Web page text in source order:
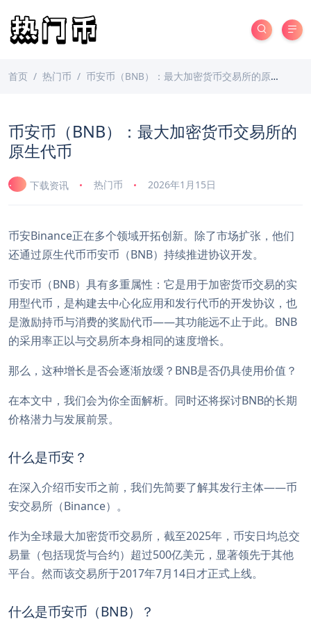
首页 热门币 币安币（BNB）：最大加密货币交易所的原生代币
币安币（BNB）：最大加密货币交易所的
原生代币
下载资讯 热门币 2026年1月15日
币安Binance正在多个领域开拓创新。除了市场扩张，他们
还通过原生代币币安币（BNB）持续推进协议开发。
币安币（BNB）具有多重属性：它是用于加密货币交易的实
用型代币，是构建去中心化应用和发行代币的开发协议，也
是激励持币与消费的奖励代币——其功能远不止于此。BNB
的采用率正以与交易所本身相同的速度增长。
那么，这种增长是否会逐渐放缓？BNB是否仍具使用价值？
在本文中，我们会为你全面解析。同时还将探讨BNB的长期
价格潜力与发展前景。
什么是币安？
在深入介绍币安币之前，我们先简要了解其发行主体——币
安交易所（Binance）。
作为全球最大加密货币交易所，截至2025年，币安日均总交
易量（包括现货与合约）超过500亿美元，显著领先于其他
平台。然而该交易所于2017年7月14日才正式上线。
什么是币安币（BNB）？